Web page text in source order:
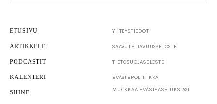
Yrityksen kuntotarkastus
ETUSIVU
ARTIKKELIT
PODCASTIT
KALENTERI
SHINE
YHTEYSTIEDOT
SAAVUTETTAVUUS­SELOSTE
TIETOSUOJASELOSTE
EVÄSTEPOLITIIKKA
MUOKKAA EVÄSTEASETUKSIASI